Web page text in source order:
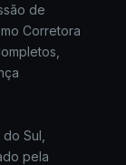
de
Corretora
Sul,
pela